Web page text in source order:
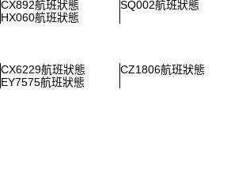
CX892航班狀態 SQ002航班狀態
HX060航班狀態
CX6229航班狀態 CZ1806航班狀態
EY7575航班狀態